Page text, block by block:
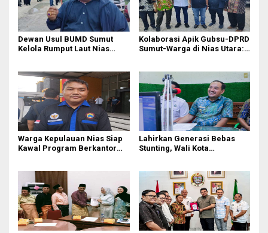
Dewan Usul BUMD Sumut
Kelola Rumput Laut Nias
Kolaborasi Apik Gubsu-DPRD
Sumut-Warga di Nias Utara:
Warga Kepulauan Nias Siap
Kawal Program Berkantor
Lahirkan Generasi Bebas
Stunting, Wali Kota